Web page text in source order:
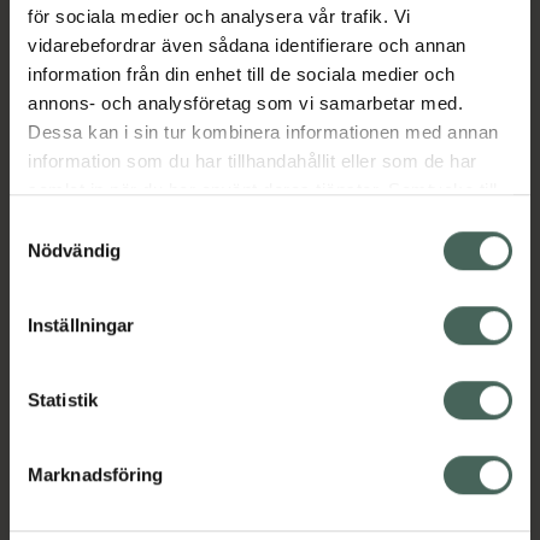
för sociala medier och analysera vår trafik. Vi
vidarebefordrar även sådana identifierare och annan
information från din enhet till de sociala medier och
annons- och analysföretag som vi samarbetar med.
Dessa kan i sin tur kombinera informationen med annan
information som du har tillhandahållit eller som de har
samlat in när du har använt deras tjänster. Samtycke till
återkalla ditt samtycke via webbplatsens
cookieinställningar. Ett återkallat samtycke påverkar inte
lagligheten av behandling som skett innan återkallelsen.
Nödvändig
Inställningar
Statistik
Marknadsföring
som ensam lösning och i kombination med
andra tvättprodukter. OBS! Ej lämpligt för
känsliga material som silke eller
lyocell/tencel.
Jämförpris 0,60 kr /g
EAN:07392059101702
Kategorier: